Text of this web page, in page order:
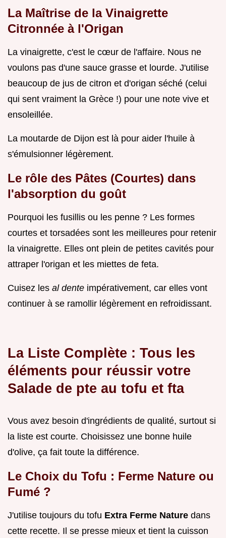
La Maîtrise de la Vinaigrette
Citronnée à l'Origan
La vinaigrette, c'est le cœur de l'affaire. Nous ne
voulons pas d'une sauce grasse et lourde. J'utilise
beaucoup de jus de citron et d'origan séché (celui
qui sent vraiment la Grèce !) pour une note vive et
ensoleillée.
La moutarde de Dijon est là pour aider l'huile à
s'émulsionner légèrement.
Le rôle des Pâtes (Courtes) dans
l'absorption du goût
Pourquoi les fusillis ou les penne ? Les formes
courtes et torsadées sont les meilleures pour retenir
la vinaigrette. Elles ont plein de petites cavités pour
attraper l'origan et les miettes de feta.
Cuisez les al dente impérativement, car elles vont
continuer à se ramollir légèrement en refroidissant.
La Liste Complète : Tous les
éléments pour réussir votre
Salade de pte au tofu et fta
Vous avez besoin d'ingrédients de qualité, surtout si
la liste est courte. Choisissez une bonne huile
d'olive, ça fait toute la différence.
Le Choix du Tofu : Ferme Nature ou
Fumé ?
J'utilise toujours du tofu Extra Ferme Nature dans
cette recette. Il se presse mieux et tient la cuisson